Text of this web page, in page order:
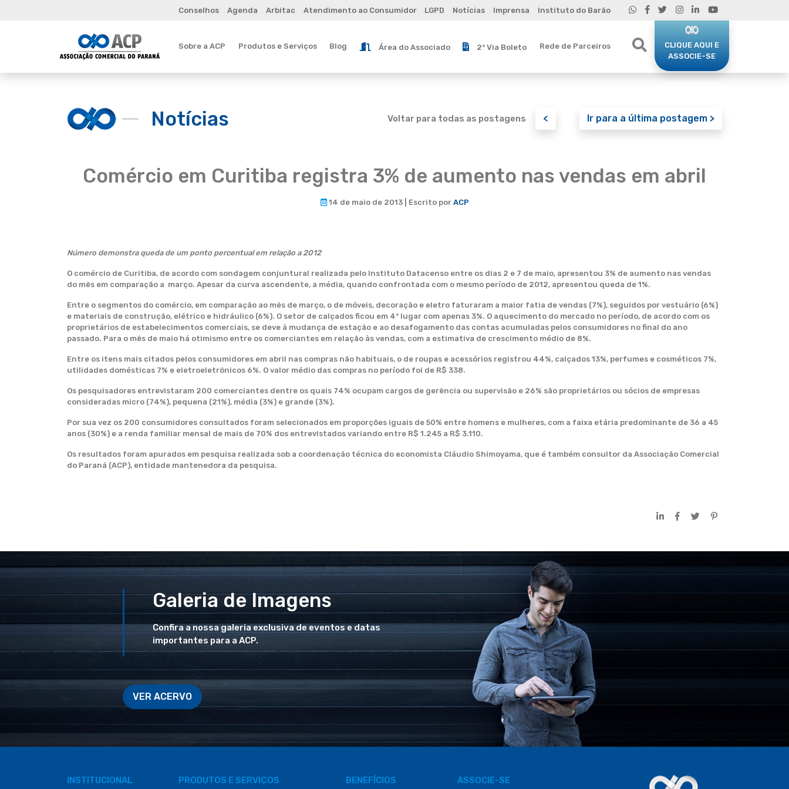
Conselhos Agenda Arbitac Atendimento ao Consumidor LGPD Notícias Imprensa Instituto do Barão
Sobre a ACP Produtos e Serviços Blog Área do Associado 2ª Via Boleto Rede de Parceiros
CLIQUE AQUI E
ASSOCIE-SE
Notícias Voltar para todas as postagens < Ir para a última postagem >
Comércio em Curitiba registra 3% de aumento nas vendas em abril
14 de maio de 2013 | Escrito por ACP
Número demonstra queda de um ponto percentual em relação a 2012
O comércio de Curitiba, de acordo com sondagem conjuntural realizada pelo Instituto Datacenso entre os dias 2 e 7 de maio, apresentou 3% de aumento nas vendas
do mês em comparação a março. Apesar da curva ascendente, a média, quando confrontada com o mesmo período de 2012, apresentou queda de 1%.
Entre o segmentos do comércio, em comparação ao mês de março, o de móveis, decoração e eletro faturaram a maior fatia de vendas (7%), seguidos por vestuário (6%)
e materiais de construção, elétrico e hidráulico (6%). O setor de calçados ficou em 4º lugar com apenas 3%. O aquecimento do mercado no período, de acordo com os
proprietários de estabelecimentos comerciais, se deve à mudança de estação e ao desafogamento das contas acumuladas pelos consumidores no final do ano
passado. Para o mês de maio há otimismo entre os comerciantes em relação às vendas, com a estimativa de crescimento médio de 8%.
Entre os itens mais citados pelos consumidores em abril nas compras não habituais, o de roupas e acessórios registrou 44%, calçados 13%, perfumes e cosméticos 7%,
utilidades domésticas 7% e eletroeletrônicos 6%. O valor médio das compras no período foi de R$ 338.
Os pesquisadores entrevistaram 200 comerciantes dentre os quais 74% ocupam cargos de gerência ou supervisão e 26% são proprietários ou sócios de empresas
consideradas micro (74%), pequena (21%), média (3%) e grande (3%).
Por sua vez os 200 consumidores consultados foram selecionados em proporções iguais de 50% entre homens e mulheres, com a faixa etária predominante de 36 a 45
anos (30%) e a renda familiar mensal de mais de 70% dos entrevistados variando entre R$ 1.245 a R$ 3.110.
Os resultados foram apurados em pesquisa realizada sob a coordenação técnica do economista Cláudio Shimoyama, que é também consultor da Associação Comercial
do Paraná (ACP), entidade mantenedora da pesquisa.
Galeria de Imagens
Confira a nossa galeria exclusiva de eventos e datas
importantes para a ACP.
VER ACERVO
INSTITUCIONAL PRODUTOS E SERVIÇOS BENEFÍCIOS ASSOCIE-SE